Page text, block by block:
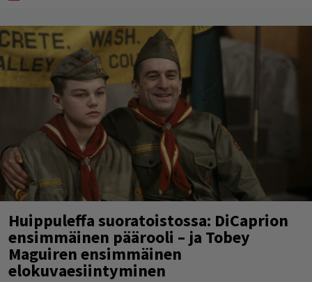
Huippuleffa suoratoistossa: DiCaprion
ensimmäinen päärooli – ja Tobey
Maguiren ensimmäinen
elokuvaesiintyminen